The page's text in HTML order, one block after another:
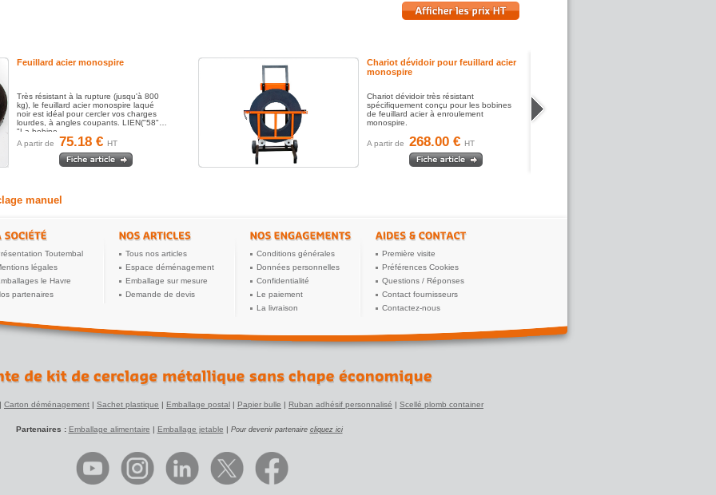
Feuillard acier monospire
Très résistant à la rupture (jusqu'à 800
kg), le feuillard acier monospire laqué
noir est idéal pour cercler vos charges
lourdes, à angles coupants. LIEN("58",
"La bobine...
A partir de 75.18 € HT
Chariot dévidoir pour feuillard acier
monospire
Chariot dévidoir très résistant
spécifiquement conçu pour les bobines
de feuillard acier à enroulement
monospire.
A partir de 268.00 € HT
manuel
Toutembal
légales
le Havre
partenaires
Tous nos articles
Espace déménagement
Emballage sur mesure
Demande de devis
Conditions générales
Données personnelles
Confidentialité
Le paiement
La livraison
Première visite
Préférences Cookies
Questions / Réponses
Contact fournisseurs
Contactez-nous
| Carton déménagement | Sachet plastique | Emballage postal | Papier bulle | Ruban adhésif personnalisé | Scellé plomb container
Partenaires : Emballage alimentaire | Emballage jetable | Pour devenir partenaire cliquez ici